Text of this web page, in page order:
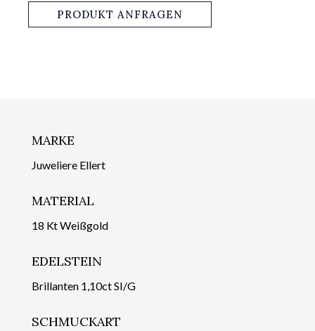
PRODUKT ANFRAGEN
MARKE
Juweliere Ellert
MATERIAL
18 Kt Weißgold
EDELSTEIN
Brillanten 1,10ct SI/G
SCHMUCKART